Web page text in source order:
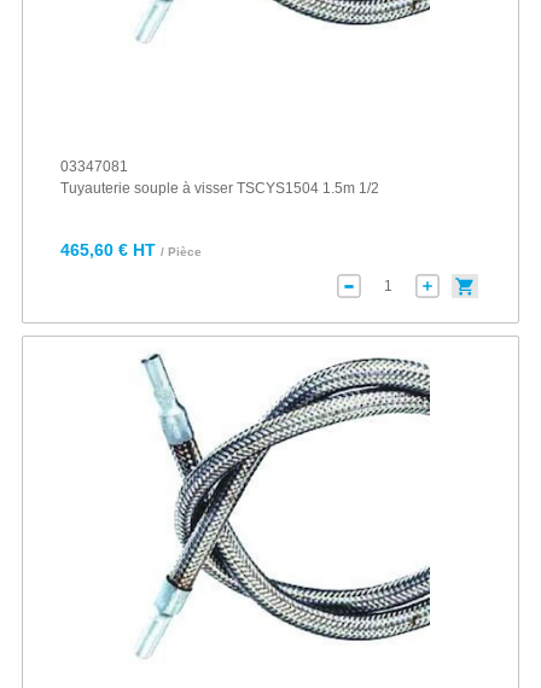
03347081
Tuyauterie souple à visser TSCYS1504 1.5m 1/2
465,60 € HT / Pièce